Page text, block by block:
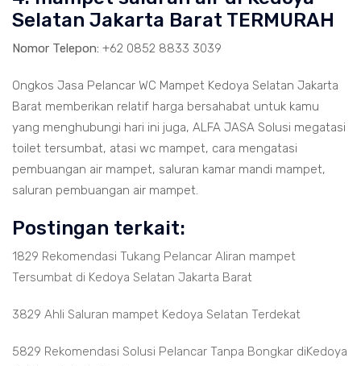
Selatan Jakarta Barat TERMURAH
Nomor Telepon: +62 0852 8833 3039
Ongkos Jasa Pelancar WC Mampet Kedoya Selatan Jakarta
Barat memberikan relatif harga bersahabat untuk kamu
yang menghubungi hari ini juga, ALFA JASA Solusi megatasi
toilet tersumbat, atasi wc mampet, cara mengatasi
pembuangan air mampet, saluran kamar mandi mampet,
saluran pembuangan air mampet.
Postingan terkait:
1829 Rekomendasi Tukang Pelancar Aliran mampet
Tersumbat di Kedoya Selatan Jakarta Barat
3829 Ahli Saluran mampet Kedoya Selatan Terdekat
5829 Rekomendasi Solusi Pelancar Tanpa Bongkar diKedoya